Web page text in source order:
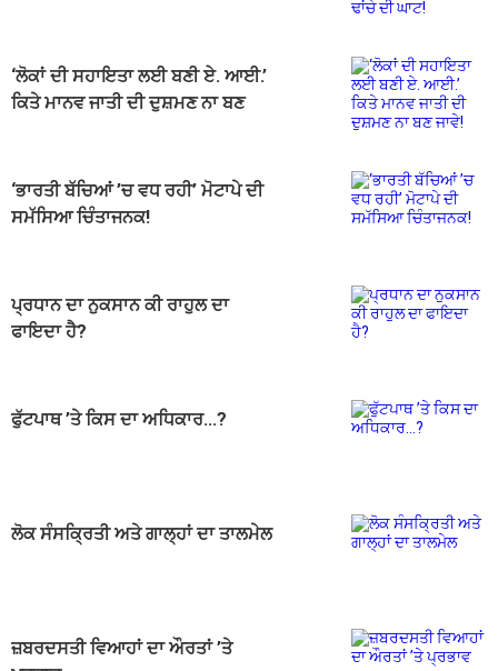
‘ਲੋਕਾਂ ਦੀ ਸਹਾਇਤਾ ਲਈ ਬਣੀ ਏ. ਆਈ.’
ਕਿਤੇ ਮਾਨਵ ਜਾਤੀ ਦੀ ਦੁਸ਼ਮਣ ਨਾ ਬਣ
‘ਭਾਰਤੀ ਬੱਚਿਆਂ ’ਚ ਵਧ ਰਹੀ’ ਮੋਟਾਪੇ ਦੀ
ਸਮੱਸਿਆ ਚਿੰਤਾਜਨਕ!
ਪ੍ਰਧਾਨ ਦਾ ਨੁਕਸਾਨ ਕੀ ਰਾਹੁਲ ਦਾ
ਫਾਇਦਾ ਹੈ?
ਫੁੱਟਪਾਥ ’ਤੇ ਕਿਸ ਦਾ ਅਧਿਕਾਰ...?
ਲੋਕ ਸੰਸਕ੍ਰਿਤੀ ਅਤੇ ਗਾਲ੍ਹਾਂ ਦਾ ਤਾਲਮੇਲ
ਜ਼ਬਰਦਸਤੀ ਵਿਆਹਾਂ ਦਾ ਔਰਤਾਂ ’ਤੇ